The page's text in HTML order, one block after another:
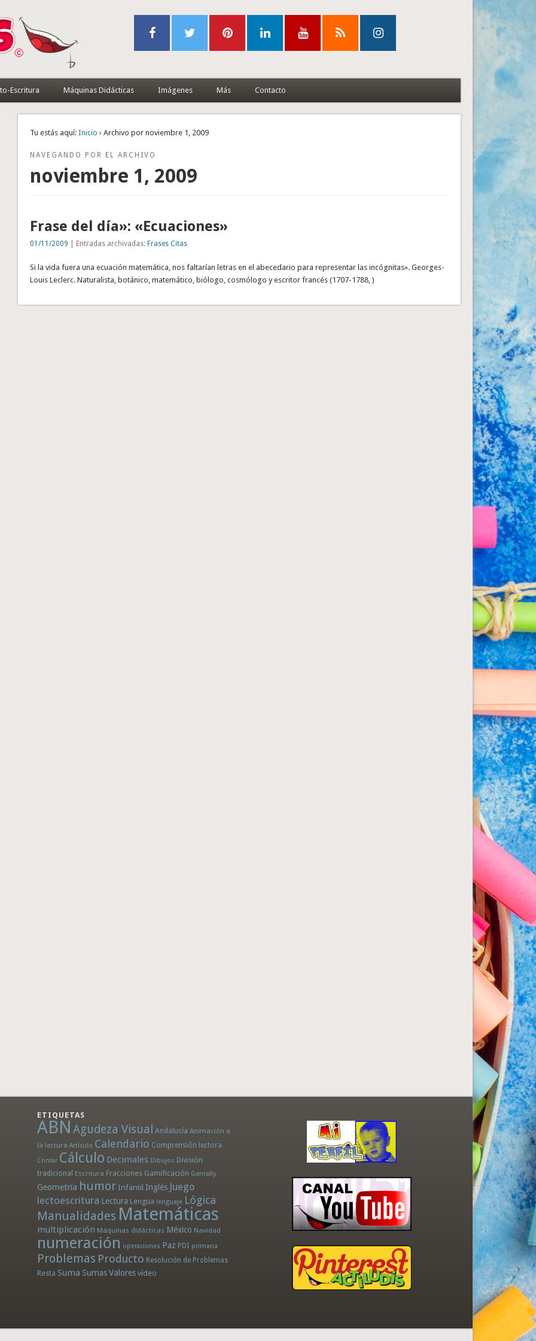
Escritura Máquinas Didácticas Imágenes Más Contacto
Tu estás aquí: Inicio › Archivo por noviembre 1, 2009
NAVEGANDO POR EL ARCHIVO
noviembre 1, 2009
Frase del día»: «Ecuaciones»
01/11/2009 | Entradas archivadas:Frases Citas
Si la vida fuera una ecuación matemática, nos faltarían letras en el abecedario para representar las incógnitas». Georges-
Louis Leclerc. Naturalista, botánico, matemático, biólogo, cosmólogo y escritor francés (1707-1788, )
ETIQUETAS
ABN Agudeza Visual Andalucía Animación a
la lectura Artículo Calendario Comprensión lectora
Contar Cálculo Decimales Dibujos División
tradicional Escritura Fracciones Gamificación Genially
Geometría humor Infantil Inglés Juego
lectoescritura Lectura Lengua lenguaje Lógica
Manualidades Matemáticas
multiplicación Máquinas didácticas México Navidad
numeración operaciones Paz PDI primaria
Problemas Producto Resolución de Problemas
Resta Suma SumasValores vídeo